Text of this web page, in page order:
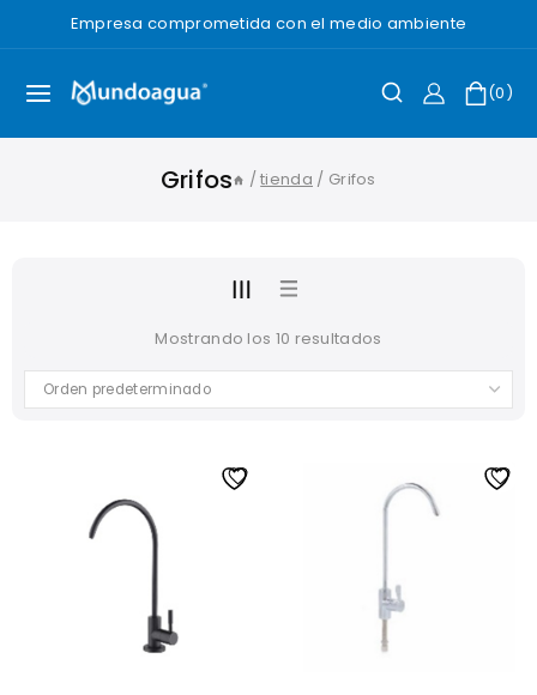
Empresa comprometida con el medio ambiente
0
Grifos /tienda / Grifos
Mostrando los 10 resultados